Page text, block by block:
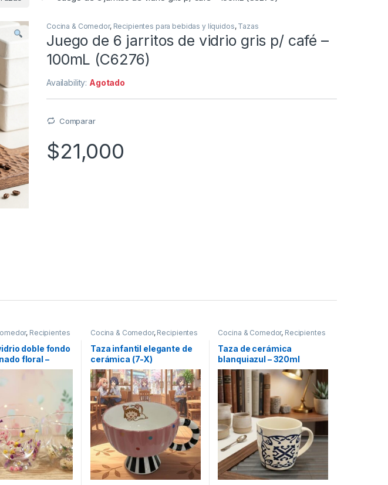
Cocina & Comedor, Recipientes para bebidas y líquidos, Tazas
Juego de 6 jarritos de vidrio gris p/ café –
100mL (C6276)
Availability: Agotado
Comparar
$21,000
, Recipientes
y líquidos
,
doble fondo
floral –
Cocina & Comedor, Recipientes
para bebidas y líquidos
,Tazas
Taza infantil elegante de
cerámica (7-X)
Cocina & Comedor, Recipientes
para bebidas y líquidos
,
Taza de cerámica
blanquiazul – 320ml
(C6501)